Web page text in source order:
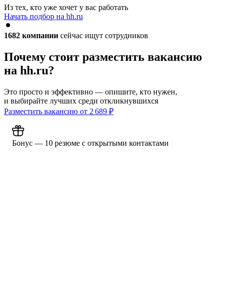
Из тех, кто уже хочет у вас работать
Начать подбор на hh.ru
1682 компании сейчас ищут сотрудников
Почему стоит разместить вакансию
на hh.ru?
Это просто и эффективно — опишите, кто нужен,
и выбирайте лучших среди откликнувшихся
Разместить вакансию от 2 689 ₽
Бонус — 10 резюме с открытыми контактами